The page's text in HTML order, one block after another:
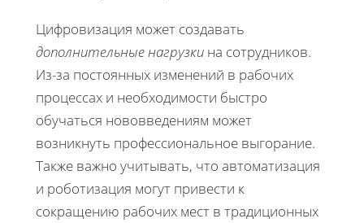
Цифровизация может создавать
дополнительные нагрузки на сотрудников.
Из-за постоянных изменений в рабочих
процессах и необходимости быстро
обучаться нововведениям может
возникнуть профессиональное выгорание.
Также важно учитывать, что автоматизация
и роботизация могут привести к
сокращению рабочих мест в традиционных